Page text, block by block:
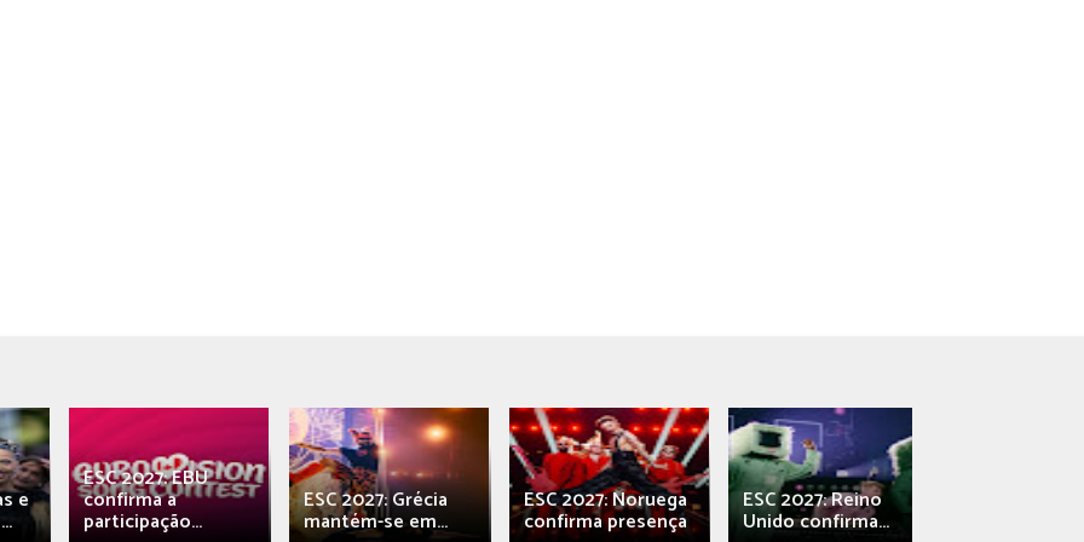
e
ESC 2027: EBU
confirma a
participação...
ESC 2027: Grécia
mantém-se em...
ESC 2027: Noruega
confirma presença
ESC 2027: Reino
Unido confirma...